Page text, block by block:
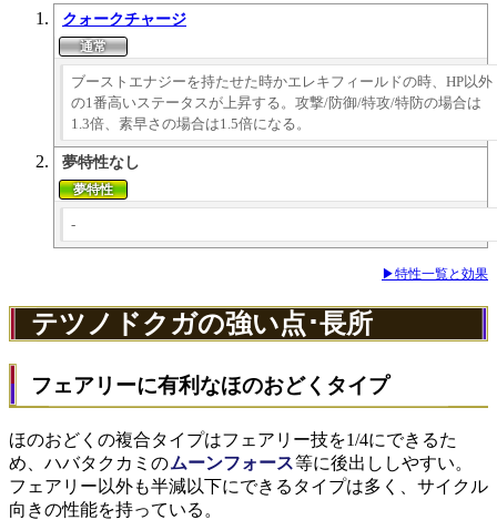
クォークチャージ
ブーストエナジーを持たせた時かエレキフィールドの時、HP以外
の1番高いステータスが上昇する。攻撃/防御/特攻/特防の場合は
1.3倍、素早さの場合は1.5倍になる。
夢特性なし
-
▶特性一覧と効果
テツノドクガの強い点･長所
フェアリーに有利なほのおどくタイプ
ほのおどくの複合タイプはフェアリー技を1/4にできるた
め、ハバタクカミのムーンフォース等に後出ししやすい。
フェアリー以外も半減以下にできるタイプは多く、サイクル
向きの性能を持っている。